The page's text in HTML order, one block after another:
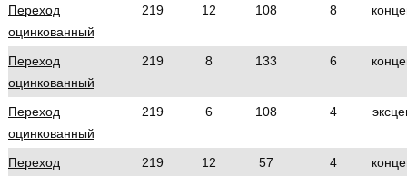
Переход
оцинкованный
219 12 108 8
Переход
оцинкованный
219 8 133 6
Переход
оцинкованный
219 6 108 4
Переход
219 12 57 4